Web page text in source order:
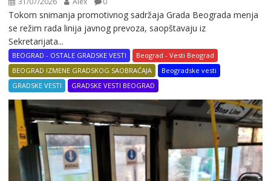
Tokom snimanja promotivnog sadržaja Grada Beograda menja
se režim rada linija javnog prevoza, saopštavaju iz
Sekretarijata...
BEOGRAD - OSTALE GRADSKE VESTI
Beograd - Vesti Beograd
BEOGRAD IZMENE GRADSKOG SAOBRAĆAJA
Beogradske vesti
GRADSKE VESTI
GRADSKE VESTI BEOGRAD